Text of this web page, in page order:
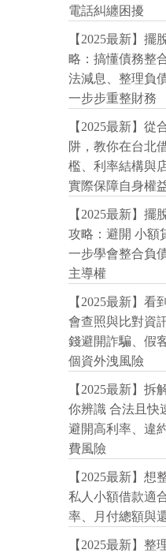
電話糾纏困擾
【2025最新】擺
略：搞懂債務整
法減息、整理負
一步步重整財務
【2025最新】從
阱，教你在台北
檻、利率結構與
實際保障自身權
【2025最新】擺
攻略：避開 小額
一步學會整合負
主導權
【2025最新】看
會查照與比對資
錢避開詐騙、假
個資外洩風險
【2025最新】拆
你辨識 合法且快
避開高利率、違
費風險
【2025最新】想
私人小額借款適
率、月付總額與
【2025最新】整